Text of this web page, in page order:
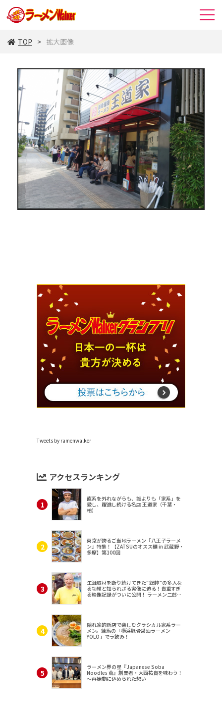
TOP 拡大画像
Tweets by ramenwalker
アクセスランキング
直系を外れながらも、誰よりも「家系」を
愛し、躍進し続ける名店 王道家（千葉・
柏）
東京が誇るご当地ラーメン『八王子ラーメ
ン』特集！【ZATSUのオスス麺 in 武蔵野・
多摩】第100回
生涯取材を断り続けてきた“総帥”の多大な
る功績と知られざる実像に迫る！貴重すぎ
る映像記録がついに公開！ ラーメン二郎
隠れ家的新店で楽しむクラシカル家系ラー
メン。練馬の「横浜豚骨醤油ラーメン
YOLO」でラ飲み！
ラーメン界の星『Japanese Soba
Noodles 蔦』創業者・大西祐貴を味わう！
～再始動に込められた想い